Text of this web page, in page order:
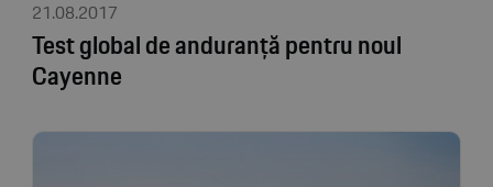
21.08.2017
Test global de anduranță pentru noul
Cayenne